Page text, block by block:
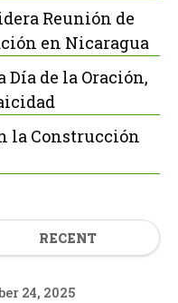
Reunión de
en Nicaragua
Día de la Oración,
la Construcción
RECENT
24, 2025